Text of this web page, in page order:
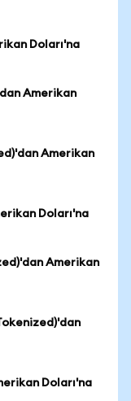
Doları'na
Amerikan
Amerikan
Doları'na
Amerikan
Doları'na